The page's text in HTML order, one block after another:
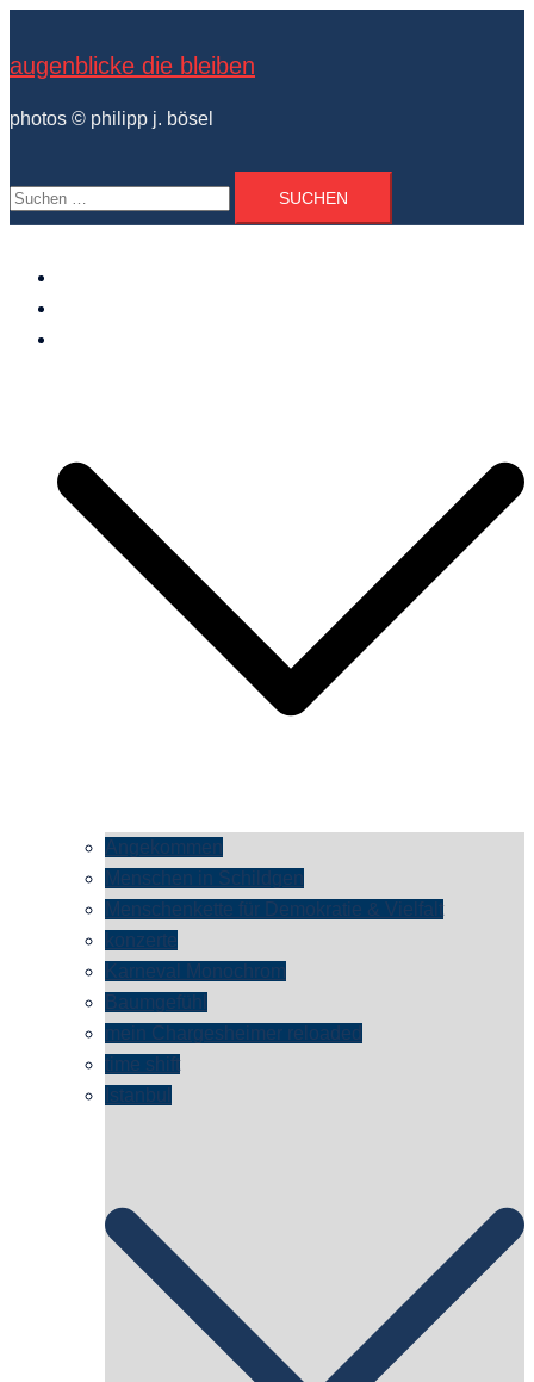
springen
augenblicke die bleiben
photos © philipp j. bösel
Suchen
nach:
Angekommen
Menschen in Schildgen
Menschenkette für Demokratie & Vielfalt
konzerte
Karneval Monochrom
Baumgefühl
mein Chargesheimer reloaded
time shift
Istanbul